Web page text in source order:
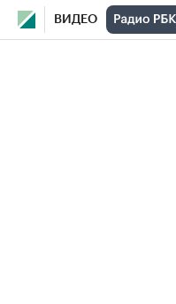
ВИДЕО